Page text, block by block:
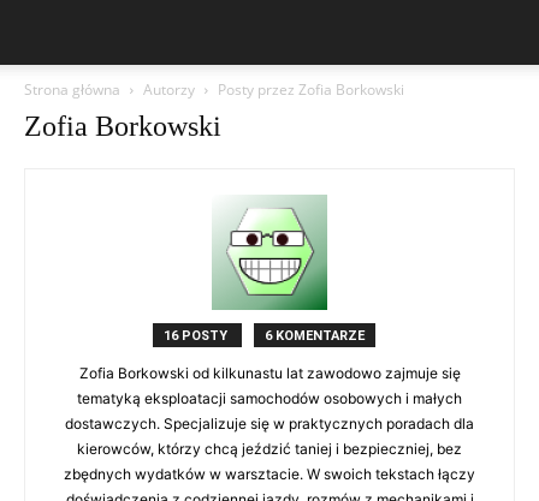
Strona główna Autorzy Posty przez Zofia Borkowski
Zofia Borkowski
16 POSTY 6 KOMENTARZE
Zofia Borkowski od kilkunastu lat zawodowo zajmuje się
tematyką eksploatacji samochodów osobowych i małych
dostawczych. Specjalizuje się w praktycznych poradach dla
kierowców, którzy chcą jeździć taniej i bezpieczniej, bez
zbędnych wydatków w warsztacie. W swoich tekstach łączy